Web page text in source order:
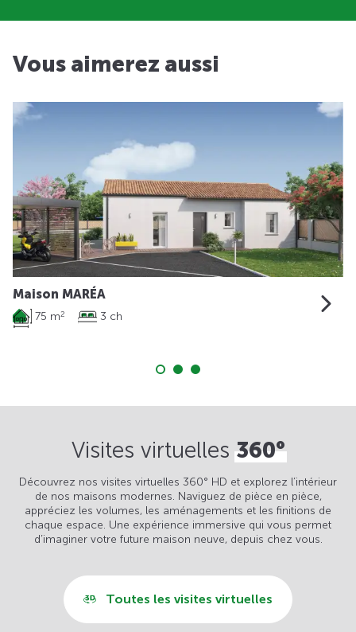
Vous aimerez aussi
Maison MARÉA
75 m2 3 ch
Visites virtuelles360°
Découvrez nos visites virtuelles 360° HD et explorez l’intérieur
de nos maisons modernes. Naviguez de pièce en pièce,
appréciez les volumes, les aménagements et les finitions de
chaque espace. Une expérience immersive qui vous permet
d’imaginer votre future maison neuve, depuis chez vous.
Toutes les visites virtuelles